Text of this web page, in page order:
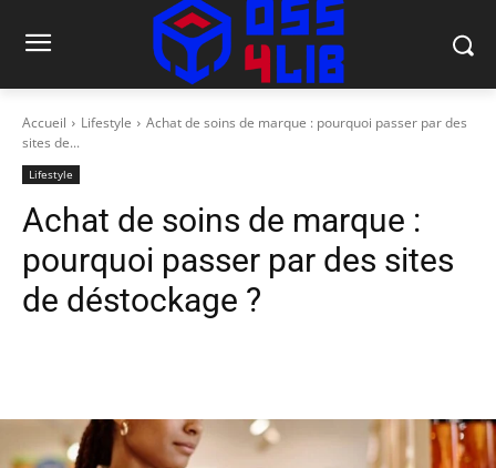
Accueil Lifestyle
Achat de soins de marque : pourquoi passer par des
sites de...
Lifestyle
Achat de soins de marque :
pourquoi passer par des sites
de déstockage ?